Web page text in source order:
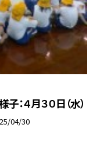
４月３０日（水）
04/30